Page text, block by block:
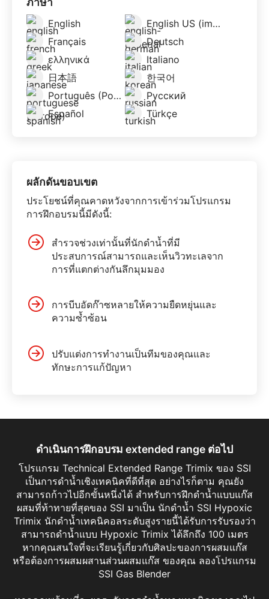
English
English US (imperial)
Français
Deutsch
ελληνικά
Italiano
日本語
한국어
Português (Portugal)
Русский
Español
Türkçe
ผลักดันขอบเขต
ประโยชน์ที่คุณคาดหวังจากการเข้าร่วมโปรแกรม
การฝึกอบรมนี้มีดังนี้:
สำรวจช่วงเท่านั้นที่นักดำน้ำที่มี
ประสบการณ์สามารถและเห็นวิวทะเลจาก
การที่แตกต่างกันลึกมุมมอง
การบีบอัดก๊าซหลายให้ความยืดหยุ่นและ
ความซ้ำซ้อน
ปรับแต่งการทำงานเป็นทีมของคุณและ
ทักษะการแก้ปัญหา
ดำเนินการฝึกอบรม extended range ต่อไป
โปรแกรม Technical Extended Range Trimix ของ SSI
เป็นการดำน้ำเชิงเทคนิคที่ดีที่สุด อย่างไรก็ตาม คุณยัง
สามารถก้าวไปอีกขั้นหนึ่งได้ สำหรับการฝึกดำน้ำแบบแก๊ส
ผสมที่ท้าทายที่สุดของ SSI มาเป็น นักดำน้ำ SSI Hypoxic
Trimix นักดำน้ำเทคนิคอลระดับสูงรายนี้ได้รับการรับรองว่า
สามารถดำน้ำแบบ Hypoxic Trimix ได้ลึกถึง 100 เมตร
หากคุณสนใจที่จะเรียนรู้เกี่ยวกับศิลปะของการผสมแก๊ส
หรือต้องการผสมผสานส่วนผสมแก๊ส ของคุณ ลองโปรแกรม
SSI Gas Blender